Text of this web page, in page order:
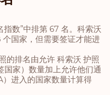
数”中排第 67 名。科索沃
国家，但需要签证才能进
的排名由允许 科索沃 护照
国家）数量加上允许他们通
进入的国家数量计算得